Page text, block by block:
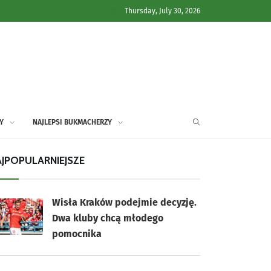
Thursday, July 30, 2026
NAJLEPSI BUKMACHERZY
Wisła Kraków podejmie decyzję.
Dwa kluby chcą młodego
pomocnika